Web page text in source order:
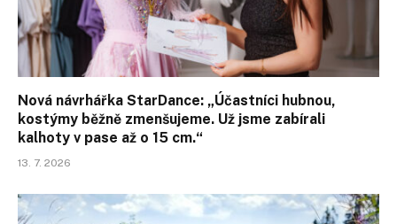
Nová návrhářka StarDance: „Účastníci hubnou,
kostýmy běžně zmenšujeme. Už jsme zabírali
kalhoty v pase až o 15 cm.“
13. 7. 2026